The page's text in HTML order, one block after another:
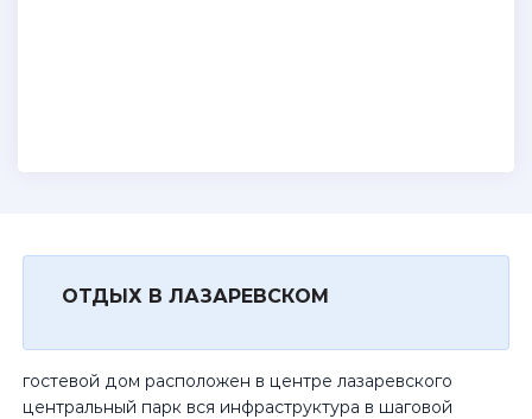
ОТДЫХ В ЛАЗАРЕВСКОМ
гостевой дом расположен в центре лазаревского
центральный парк вся инфраструктура в шаговой